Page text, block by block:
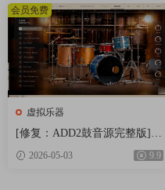
* Niose 部门的 Oblivoin Enqine
*拉菲特，克里斯蒂安·拉菲特
2.4.6 2026-03-10
常规
* 修复了某些 ID3 标
样无法加载的问题。
虚拟乐器
[修复：ADD2鼓音源完整版] X
LN Audio Addictive Drums 2 C
omplete v2.9.0.4 FIXED ONLY-
2026-05-03 9.9
会员免费